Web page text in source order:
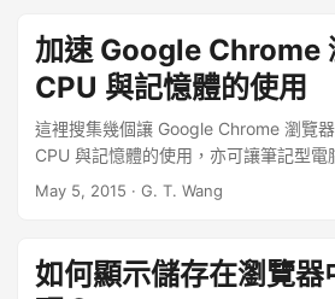
更專業，也更漂亮，以下是設定的方法
加速 Google Chrome
CPU 與記憶體的使用
這裡搜集幾個讓 Google Chrome 瀏覽
CPU 與記憶體的使用，亦可讓筆記型電
目前很熱門的瀏覽器之一，由於他的上
不高，也容易造成整個系統被拖慢。 ...
May 5, 2015 · G. T. Wang
如何顯示儲存在瀏覽器